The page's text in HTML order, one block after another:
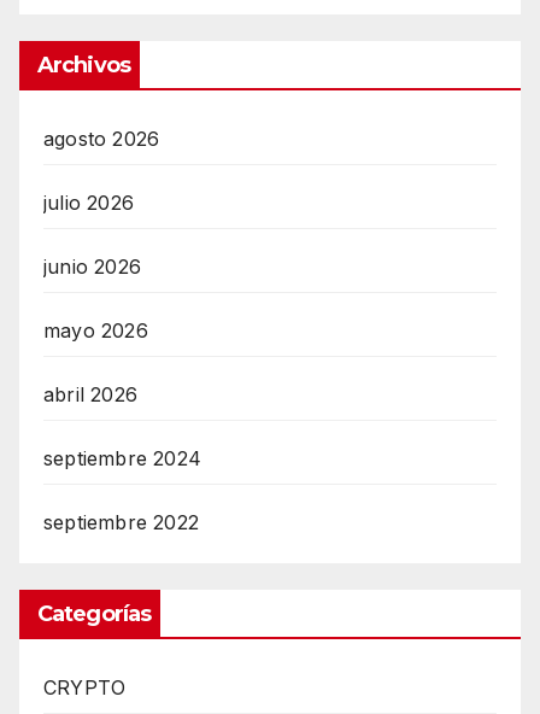
Archivos
agosto 2026
julio 2026
junio 2026
mayo 2026
abril 2026
septiembre 2024
septiembre 2022
Categorías
CRYPTO